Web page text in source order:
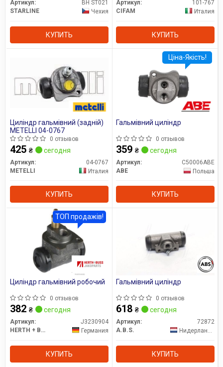
Артикул:
BH ST021
STARLINE
Чехия
КУПИТЬ
Артикул:
101-767
CIFAM
Италия
КУПИТЬ
Циліндр гальмівний (задній)
METELLI 04-0767
0 отзывов
425 ₴ сегодня
Артикул:
04-0767
METELLI
Италия
КУПИТЬ
Гальмівний циліндр
0 отзывов
359 ₴ сегодня
Артикул:
C50006ABE
ABE
Польша
КУПИТЬ
Ціна-Якість!
Циліндр гальмівний робочий
0 отзывов
382 ₴ сегодня
Артикул:
J3230904
HERTH + BUSS
Германия
КУПИТЬ
ТОП продажів!
Гальмівний циліндр
0 отзывов
618 ₴ сегодня
Артикул:
72872
A.B.S.
Нидерланды
КУПИТЬ